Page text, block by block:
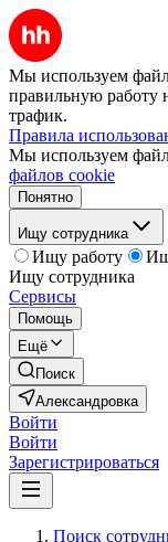
Мы используем
правильную работу
трафик.
Правила
Мы используем
файлов cookie
Понятно
Ищу сотрудника
Ищу работу
Ищу сотрудника
Сервисы
Помощь
Ещё
Поиск
Александровка
Войти
Войти
Зарегистрироваться
Поиск